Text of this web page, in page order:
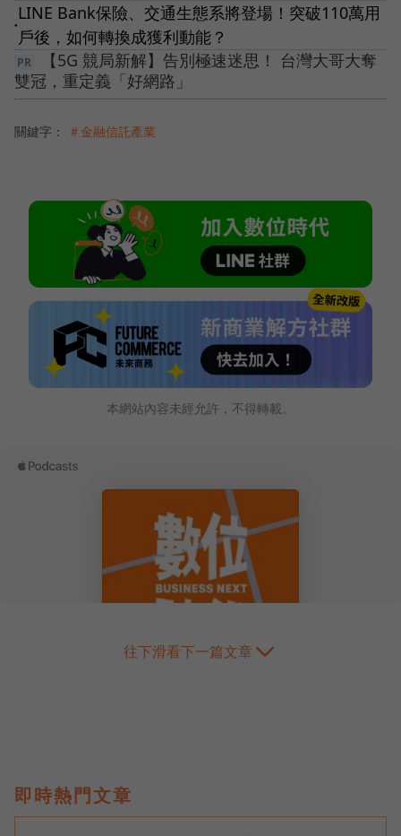
●
LINE Bank保險、交通生態系將登場！突破110萬用
戶後，如何轉換成獲利動能？
【5G 競局新解】告別極速迷思！ 台灣大哥大奪
雙冠，重定義「好網路」
關鍵字： ＃金融信託產業
本網站內容未經允許，不得轉載。
往下滑看下一篇文章
即時熱門文章